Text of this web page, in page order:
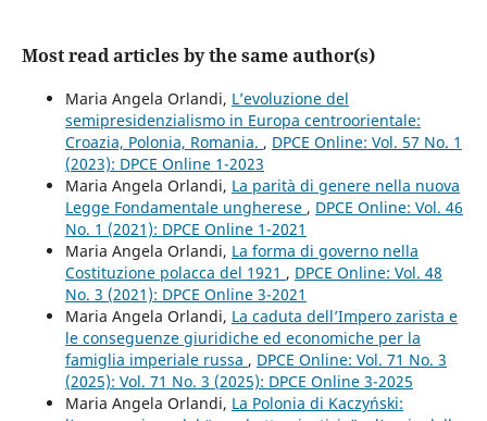
Most read articles by the same author(s)
Maria Angela Orlandi, L’evoluzione del
semipresidenzialismo in Europa centroorientale:
Croazia, Polonia, Romania. , DPCE Online: Vol. 57 No. 1
(2023): DPCE Online 1-2023
Maria Angela Orlandi, La parità di genere nella nuova
Legge Fondamentale ungherese , DPCE Online: Vol. 46
No. 1 (2021): DPCE Online 1-2021
Maria Angela Orlandi, La forma di governo nella
Costituzione polacca del 1921 , DPCE Online: Vol. 48
No. 3 (2021): DPCE Online 3-2021
Maria Angela Orlandi, La caduta dell’Impero zarista e
le conseguenze giuridiche ed economiche per la
famiglia imperiale russa , DPCE Online: Vol. 71 No. 3
(2025): Vol. 71 No. 3 (2025): DPCE Online 3-2025
Maria Angela Orlandi, La Polonia di Kaczyński: